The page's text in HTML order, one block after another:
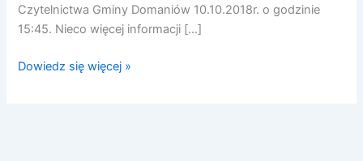
Czytelnictwa Gminy Domaniów 10.10.2018r. o godzinie
15:45. Nieco więcej informacji […]
Dowiedz się więcej »